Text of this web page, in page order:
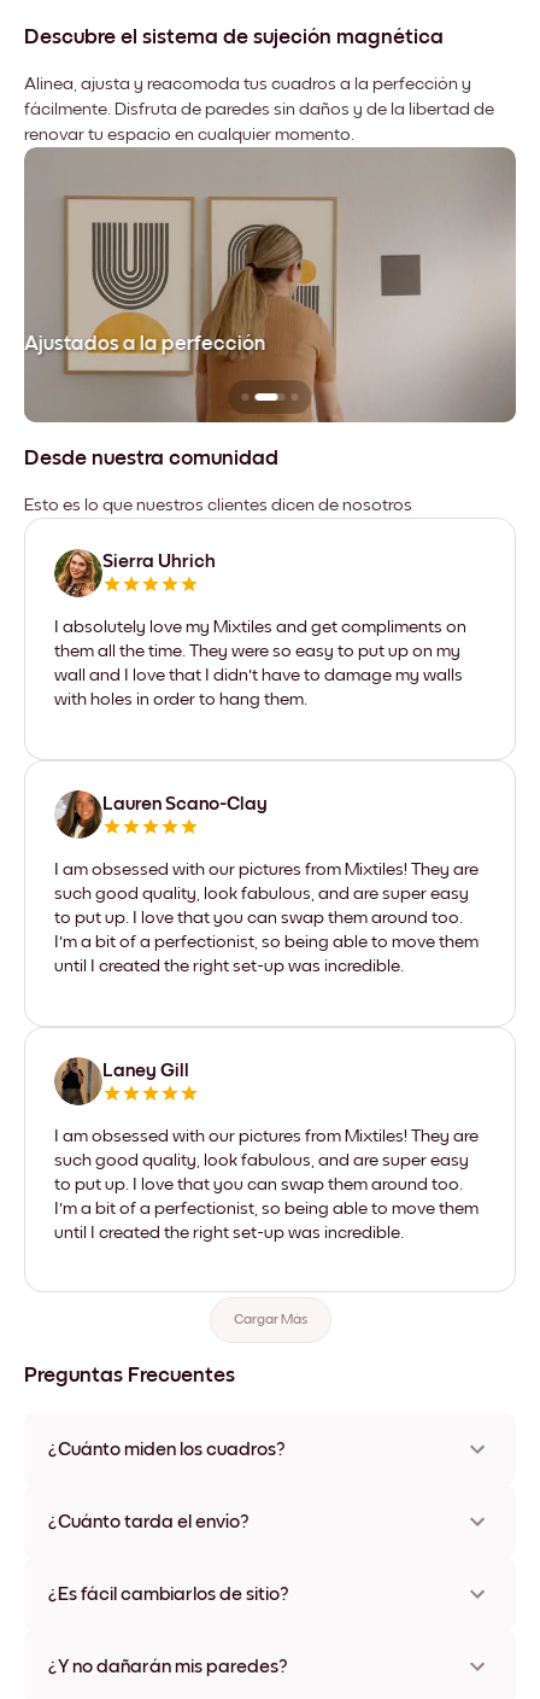
Descubre el sistema de sujeción magnética
Alinea, ajusta y reacomoda tus cuadros a la perfección y
fácilmente. Disfruta de paredes sin daños y de la libertad de
renovar tu espacio en cualquier momento.
Ajustados a la perfección
Desde nuestra comunidad
Esto es lo que nuestros clientes dicen de nosotros
Sierra Uhrich
I absolutely love my Mixtiles and get compliments on
them all the time. They were so easy to put up on my
wall and I love that I didn't have to damage my walls
with holes in order to hang them.
Lauren Scano-Clay
I am obsessed with our pictures from Mixtiles! They are
such good quality, look fabulous, and are super easy
to put up. I love that you can swap them around too.
I'm a bit of a perfectionist, so being able to move them
until I created the right set-up was incredible.
Laney Gill
I am obsessed with our pictures from Mixtiles! They are
such good quality, look fabulous, and are super easy
to put up. I love that you can swap them around too.
I'm a bit of a perfectionist, so being able to move them
until I created the right set-up was incredible.
Cargar Más
Preguntas Frecuentes
¿Cuánto miden los cuadros?
varios materiales y colores de marco, incluidas opciones sin
¿Cuánto tarda el envío?
disponibles en algunos países. Te enviaremos un número de
¿Es fácil cambiarlos de sitio?
ningún daño
¿Y no dañarán mis paredes?